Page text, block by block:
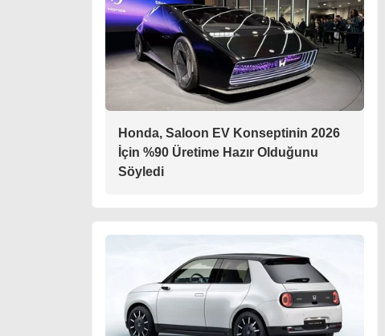
Honda, Saloon EV Konseptinin 2026
İçin %90 Üretime Hazır Olduğunu
Söyledi